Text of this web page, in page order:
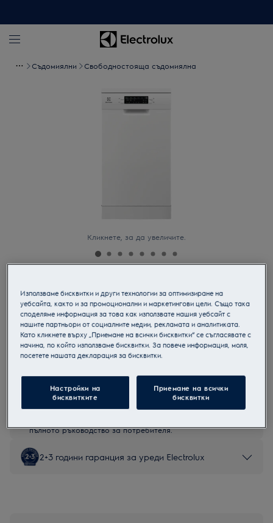
Съдомиялни Свoбодностояща съдомиялна
Кликнете, за да увеличите.
Свoбодностояща съдомиялна
Продуктов информационен лист
Инструкциите за безопасност и предупрежденията за
изброени в глава 1 и 2 на ръководството за потребителя.
пълното ръководство за потребителя.
2+3 години гаранция за уреди Electrolux
Използваме бисквитки и други технологии за оптимизиране на
уебсайта, както и за промоционални и маркетингови цели. Също така
споделяме информация за това как използвате нашия уебсайт с
нашите партньори от социалните медии, рекламата и аналитиката.
Като кликнете върху „Приемане на всички бисквитки“ се съгласявате с
начина, по който използваме бисквитки. За повече информация, моля,
посетете нашата декларация за бисквитки.
Настройки на
бисквитките
Приемане на всички
бисквитки